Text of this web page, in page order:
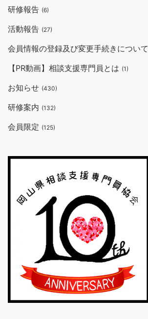
研修報告 (6)
活動報告 (27)
会員情報の登録及び変更手続きについて
【PR動画】相談支援専門員とは (1)
お知らせ (430)
研修案内 (132)
会員限定 (125)